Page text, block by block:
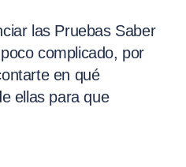
las Pruebas Saber
complicado, por
en qué
ellas para que